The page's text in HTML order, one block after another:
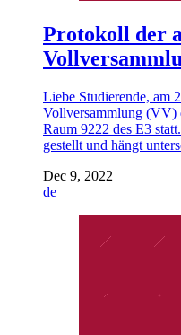
Protokoll der
Liebe Studierende, am
Vollversammlung (VV)
Raum 9222 des E3
gestellt und hängt
Dec 9, 2022
de